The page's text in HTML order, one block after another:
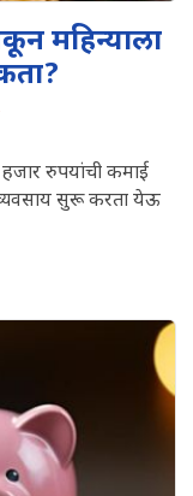
महिन्याला
हजार रुपयांची कमाई
सुरू करता येऊ